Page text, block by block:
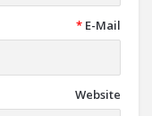
E-Mail
*
Website